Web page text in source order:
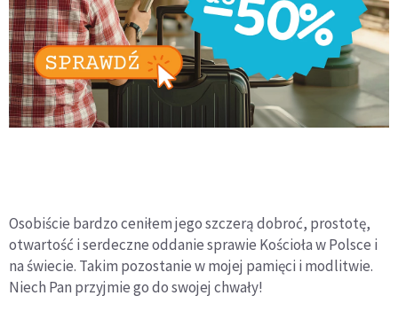
Osobiście bardzo ceniłem jego szczerą dobroć, prostotę,
otwartość i serdeczne oddanie sprawie Kościoła w Polsce i
na świecie. Takim pozostanie w mojej pamięci i modlitwie.
Niech Pan przyjmie go do swojej chwały!